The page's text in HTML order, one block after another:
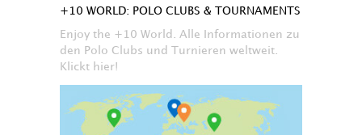
+10 WORLD: POLO CLUBS & TOURNAMENTS
Enjoy the +10 World. Alle Informationen zu
den Polo Clubs und Turnieren weltweit.
Klickt hier!